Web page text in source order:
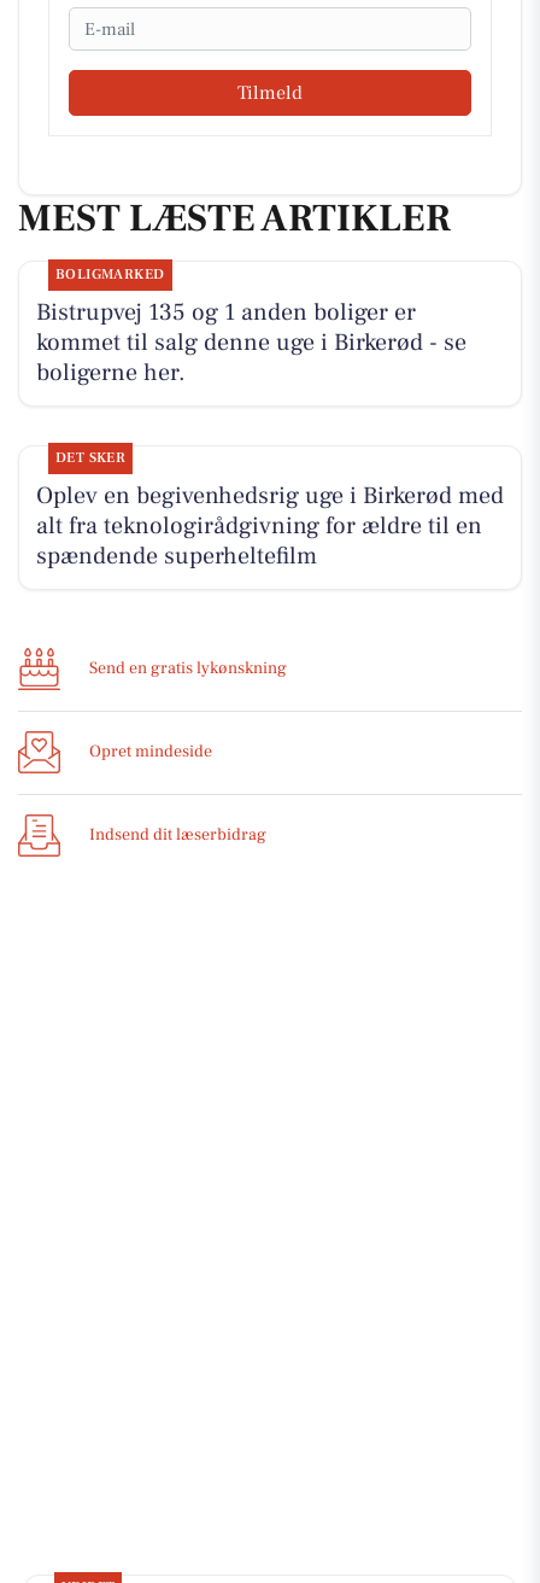
Email
Tilmeld
MEST LÆSTE ARTIKLER
BOLIGMARKED
Bistrupvej 135 og 1 anden boliger er
kommet til salg denne uge i Birkerød - se
boligerne her.
DET SKER
Oplev en begivenhedsrig uge i Birkerød med
alt fra teknologirådgivning for ældre til en
spændende superheltefilm
Send en gratis lykønskning
Opret mindeside
Indsend dit læserbidrag